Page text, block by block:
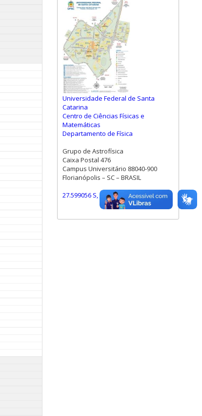
Universidade Federal de Santa
Catarina
Centro de Ciências Físicas e
Matemáticas
Departamento de Física
Grupo de Astrofísica
Caixa Postal 476
Campus Universitário 88040-900
Florianópolis – SC – BRASIL
27.599056 S, 48.523472 W